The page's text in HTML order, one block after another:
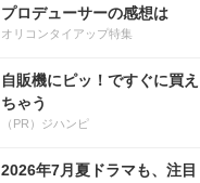
プロデューサーの感想は
オリコンタイアップ特集
自販機にピッ！ですぐに買え
ちゃう
（PR）ジハンピ
2026年7月夏ドラマも、注目